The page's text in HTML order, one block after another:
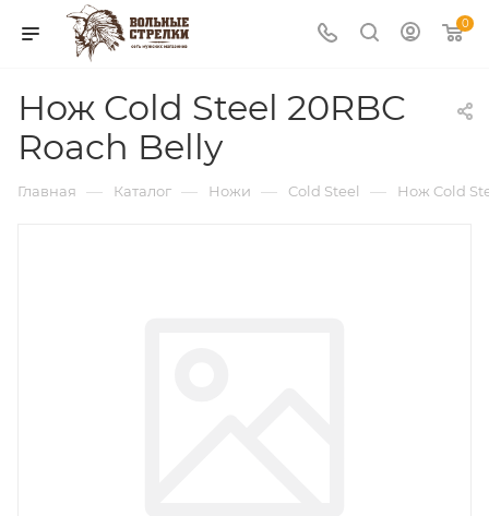
0
Нож Cold Steel 20RBC
Roach Belly
Главная — Каталог — Ножи — Cold Steel — Нож Cold